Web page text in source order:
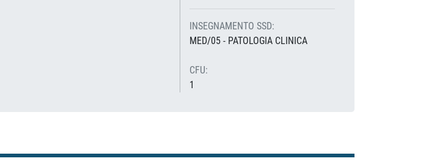
INSEGNAMENTO SSD:
MED/05 - PATOLOGIA CLINICA
CFU:
1